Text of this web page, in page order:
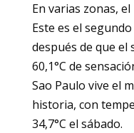
En varias zonas,
Este es el
después de que el
60,1°C de
Sao Paulo vive el
historia, con
34,7°C el sábado.